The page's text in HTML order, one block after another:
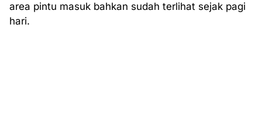
area pintu masuk bahkan sudah terlihat sejak pagi
hari.